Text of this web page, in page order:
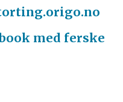
med ferske